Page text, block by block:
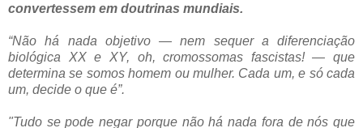
convertessem em doutrinas mundiais.
“Não há nada objetivo — nem sequer a diferenciação
biológica XX e XY, oh, cromossomas fascistas! — que
determina se somos homem ou mulher. Cada um, e só cada
um, decide o que é”.
"Tudo se pode negar porque não há nada fora de nós que